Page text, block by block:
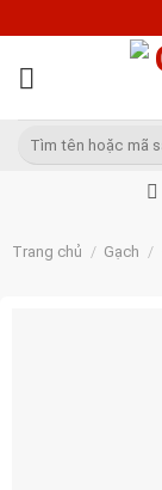
to
content
Tìm
Trang chủ / Gạch /